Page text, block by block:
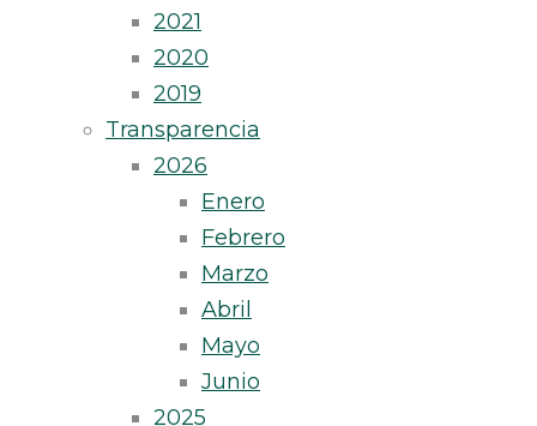
2021
2020
2019
Transparencia
2026
Enero
Febrero
Marzo
Abril
Mayo
Junio
2025